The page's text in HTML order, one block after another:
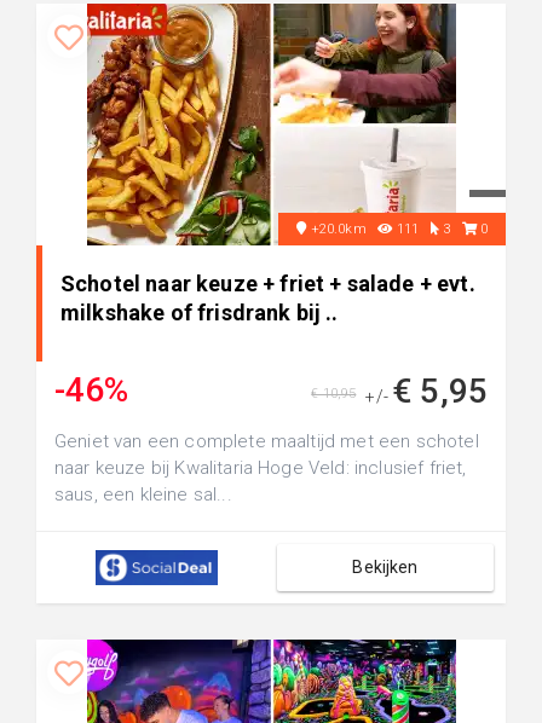
+20.0km 111 3 0
Schotel naar keuze + friet + salade + evt.
milkshake of frisdrank bij ..
-46% +/- € 5,95
€ 10,95
Geniet van een complete maaltijd met een schotel
naar keuze bij Kwalitaria Hoge Veld: inclusief friet,
saus, een kleine sal...
Bekijken